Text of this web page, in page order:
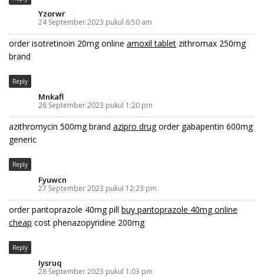
Yzorwr
24 September 2023 pukul 6:50 am
order isotretinoin 20mg online amoxil tablet zithromax 250mg
brand
Reply
Mnkafl
26 September 2023 pukul 1:20 pm
azithromycin 500mg brand azipro drugorder gabapentin 600mg
generic
Reply
Fyuwcn
27 September 2023 pukul 12:23 pm
order pantoprazole 40mg pill buy pantoprazole 40mg online
cheap cost phenazopyridine 200mg
Reply
Iysruq
28 September 2023 pukul 1:03 pm